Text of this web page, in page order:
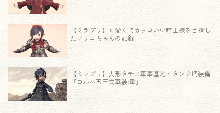
【ミラプリ】可愛くてカッコいい騎士様を目指し
たノリコちゃんの記録
【ミラプリ】人形タチノ軍事基地・タンク胴装備
『ヨルハ五三式軍装:重』